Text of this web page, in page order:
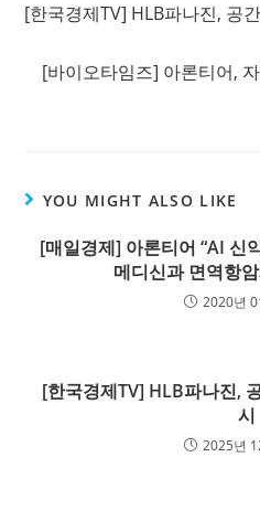
[한국경제TV] HLB파나진, 공
[바이오타임즈] 아론티어,
YOU MIGHT ALSO LIKE
[매일경제] 아론티어 “AI 신
메디신과 면역항
2020년
[한국경제TV] HLB파나진,
시
2025년